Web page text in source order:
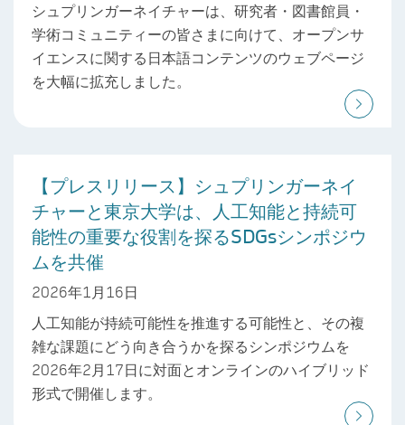
シュプリンガーネイチャーは、研究者・図書館員・
学術コミュニティーの皆さまに向けて、オープンサ
イエンスに関する日本語コンテンツのウェブページ
を大幅に拡充しました。
【プレスリリース】シュプリンガーネイ
チャーと東京大学は、人工知能と持続可
能性の重要な役割を探るSDGsシンポジウ
ムを共催
2026年1月16日
人工知能が持続可能性を推進する可能性と、その複
雑な課題にどう向き合うかを探るシンポジウムを
2026年2月17日に対面とオンラインのハイブリッド
形式で開催します。